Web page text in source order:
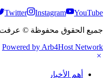
Twitter Instagram YouTube
جميع الحقوق محفوظة © عرفت
Powered by Arb4Host Network
أهم الأخبار